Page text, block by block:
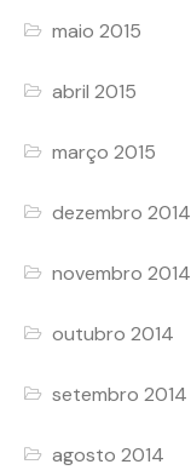
maio 2015
abril 2015
março 2015
dezembro 2014
novembro 2014
outubro 2014
setembro 2014
agosto 2014